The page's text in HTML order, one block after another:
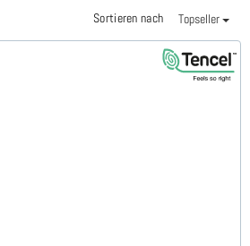
Sortieren nach Topseller